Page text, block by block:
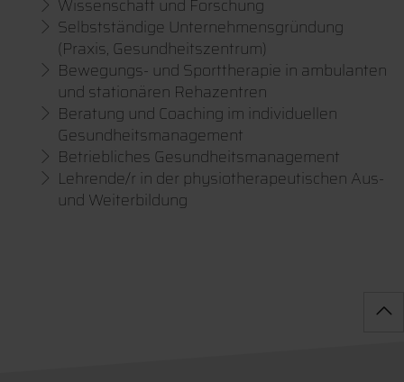
Wissenschaft und Forschung
Selbstständige Unternehmensgründung
(Praxis, Gesundheitszentrum)
Bewegungs- und Sporttherapie in ambulanten
und stationären Rehazentren
Beratung und Coaching im individuellen
Gesundheitsmanagement
Betriebliches Gesundheitsmanagement
Lehrende/r in der physiotherapeutischen Aus-
und Weiterbildung